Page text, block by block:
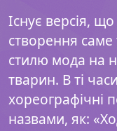
Існує версія,
створення
стилю мода на
тварин. В ті
хореографічні
назвами, як: